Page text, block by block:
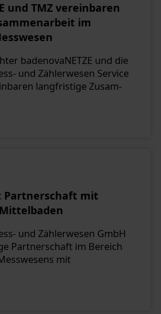
und TMZ vereinbaren
im
badenovaNETZE und die
und Zählerwesen Service
langfristige Zusam-
Partnerschaft mit
und Zählerwesen GmbH
Partnerschaft im Bereich
mit